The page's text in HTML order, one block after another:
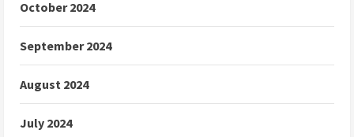
October 2024
September 2024
August 2024
July 2024